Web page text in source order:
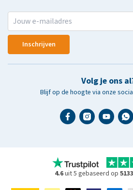
Inschrijven
Volg je ons
Blijf op de hoogte via onze
4.6uit 5 gebaseerd op